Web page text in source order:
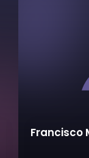
Francisco